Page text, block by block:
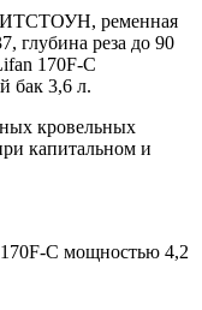
ременная
глубина реза до 90
170F-C
бак 3,6 л.
кровельных
капитальном и
C мощностью 4,2